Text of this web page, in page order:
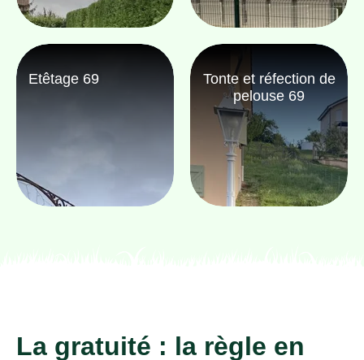
Etêtage 69
Tonte et réfection de
pelouse 69
La gratuité : la règle en